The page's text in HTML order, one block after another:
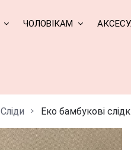
ЧОЛОВІКАМ
Сліди Еко бамбукові